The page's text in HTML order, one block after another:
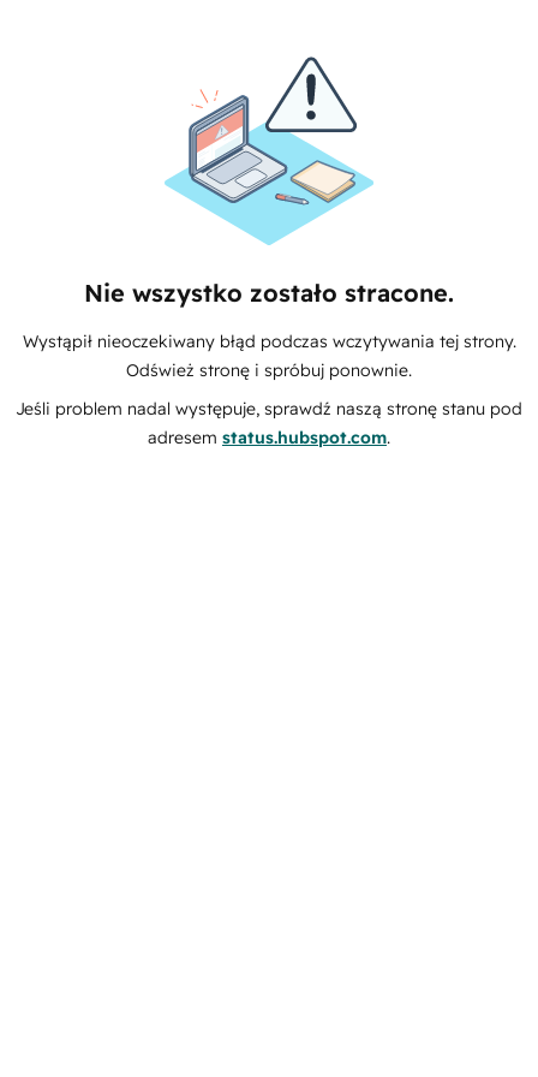
Nie wszystko zostało stracone.
Wystąpił nieoczekiwany błąd podczas wczytywania tej strony.
Odśwież stronę i spróbuj ponownie.
Jeśli problem nadal występuje, sprawdź naszą stronę stanu pod
adresem status.hubspot.com.